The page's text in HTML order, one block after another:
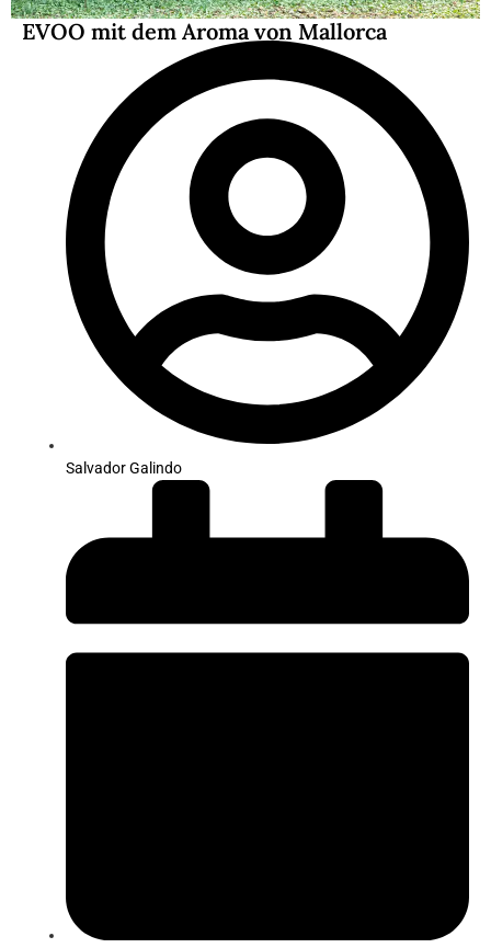
EVOO mit dem Aroma von Mallorca
Salvador Galindo